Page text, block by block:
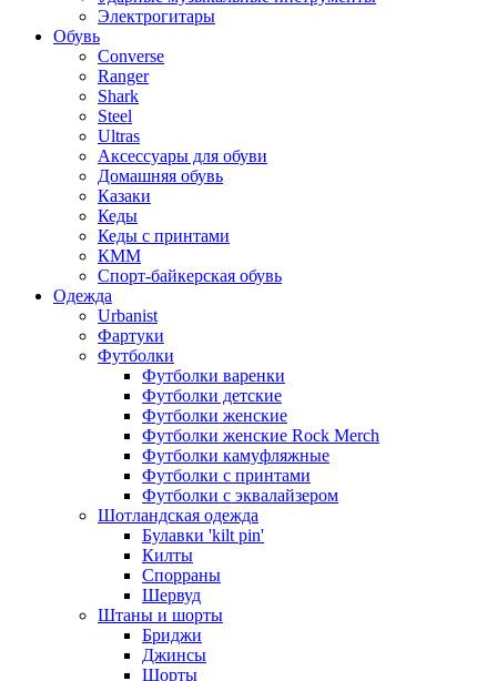
Электрогитары
Обувь
Converse
Ranger
Shark
Steel
Ultras
Аксессуары для обуви
Домашняя обувь
Казаки
Кеды
Кеды с принтами
КММ
Спорт-байкерская обувь
Одежда
Urbanist
Фартуки
Футболки
Футболки варенки
Футболки детские
Футболки женские
Футболки женские Rock Merch
Футболки камуфляжные
Футболки с принтами
Футболки с эквалайзером
Шотландская одежда
Булавки 'kilt pin'
Килты
Спорраны
Шервуд
Штаны и шорты
Бриджи
Джинсы
Шорты